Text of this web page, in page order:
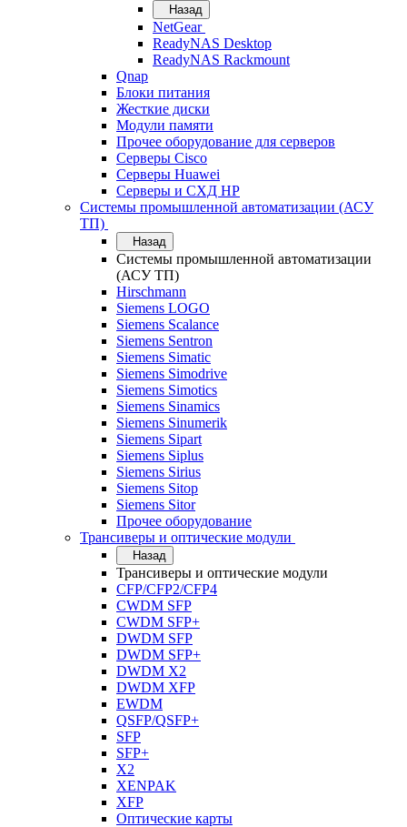
Назад
NetGear
ReadyNAS Desktop
ReadyNAS Rackmount
Qnap
Блоки питания
Жесткие диски
Модули памяти
Прочее оборудование для серверов
Серверы Cisco
Серверы Huawei
Серверы и СХД HP
Системы промышленной автоматизации (АСУ
ТП)
Назад
Системы промышленной автоматизации
(АСУ ТП)
Hirschmann
Siemens LOGO
Siemens Scalance
Siemens Sentron
Siemens Simatic
Siemens Simodrive
Siemens Simotics
Siemens Sinamics
Siemens Sinumerik
Siemens Sipart
Siemens Siplus
Siemens Sirius
Siemens Sitop
Siemens Sitor
Прочее оборудование
Трансиверы и оптические модули
Назад
Трансиверы и оптические модули
CFP/CFP2/CFP4
CWDM SFP
CWDM SFP+
DWDM SFP
DWDM SFP+
DWDM X2
DWDM XFP
EWDM
QSFP/QSFP+
SFP
SFP+
X2
XENPAK
XFP
Оптические карты